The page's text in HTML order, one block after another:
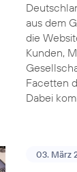
aus dem
die
Kunden,
Facetten
Dabei
03. März